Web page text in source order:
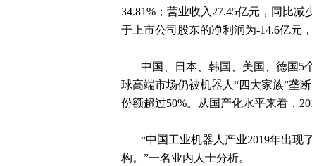
34.81%；营业收入27.45亿元，同比
于上市公司股东的净利润为-14.6亿元
中国、日本、韩国、美国、德国5
球高端市场仍被机器人“四大家族”垄
份额超过50%。从国产化水平来看，
“中国工业机器人产业2019年出
构。”一名业内人士分析。